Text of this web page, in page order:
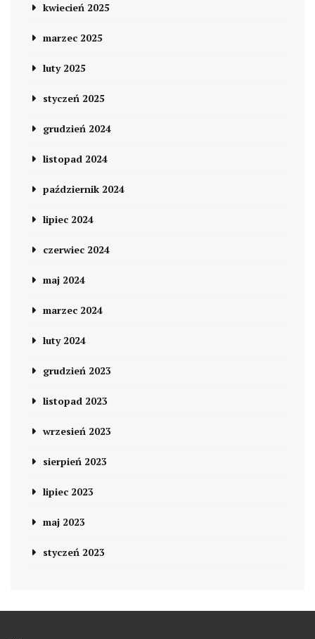
kwiecień 2025
marzec 2025
luty 2025
styczeń 2025
grudzień 2024
listopad 2024
październik 2024
lipiec 2024
czerwiec 2024
maj 2024
marzec 2024
luty 2024
grudzień 2023
listopad 2023
wrzesień 2023
sierpień 2023
lipiec 2023
maj 2023
styczeń 2023